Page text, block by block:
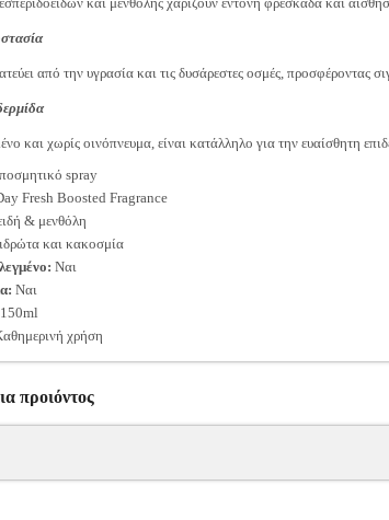
από την υγρασία και τις δυσάρεστες οσμές, προσφέροντας
και χωρίς οινόπνευμα, είναι κατάλληλο για την ευαίσθητη
spray
Fresh Boosted Fragrance
& μενθόλη
και κακοσμία
Ναι
Ναι
χρήση
προιόντος